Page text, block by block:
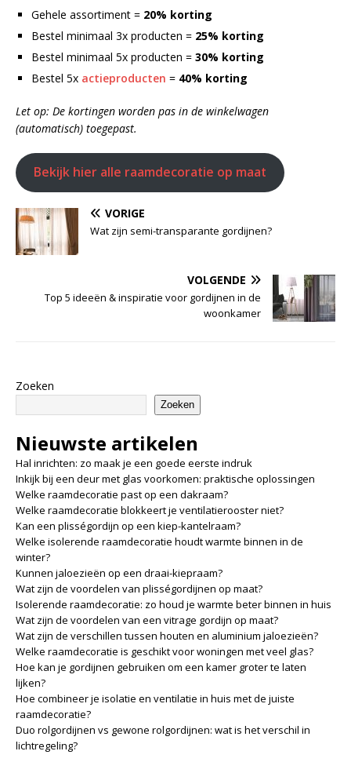
Gehele assortiment = 20% korting
Bestel minimaal 3x producten = 25% korting
Bestel minimaal 5x producten = 30% korting
Bestel 5x actieproducten = 40% korting
Let op: De kortingen worden pas in de winkelwagen
(automatisch) toegepast.
Bekijk hier alle raamdecoratie op maat
VORIGE
Wat zijn semi-transparante gordijnen?
VOLGENDE
Top 5 ideeën & inspiratie voor gordijnen in de
woonkamer
Zoeken
Zoeken
Nieuwste artikelen
Hal inrichten: zo maak je een goede eerste indruk
Inkijk bij een deur met glas voorkomen: praktische oplossingen
Welke raamdecoratie past op een dakraam?
Welke raamdecoratie blokkeert je ventilatierooster niet?
Kan een plisségordijn op een kiep-kantelraam?
Welke isolerende raamdecoratie houdt warmte binnen in de
winter?
Kunnen jaloezieën op een draai-kiepraam?
Wat zijn de voordelen van plisségordijnen op maat?
Isolerende raamdecoratie: zo houd je warmte beter binnen in huis
Wat zijn de voordelen van een vitrage gordijn op maat?
Wat zijn de verschillen tussen houten en aluminium jaloezieën?
Welke raamdecoratie is geschikt voor woningen met veel glas?
Hoe kan je gordijnen gebruiken om een kamer groter te laten
lijken?
Hoe combineer je isolatie en ventilatie in huis met de juiste
raamdecoratie?
Duo rolgordijnen vs gewone rolgordijnen: wat is het verschil in
lichtregeling?